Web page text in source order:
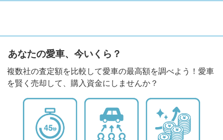
あなたの愛車、今いくら？
複数社の査定額を比較して愛車の最高額を調べよう！愛車
を賢く売却して、購入資金にしませんか？